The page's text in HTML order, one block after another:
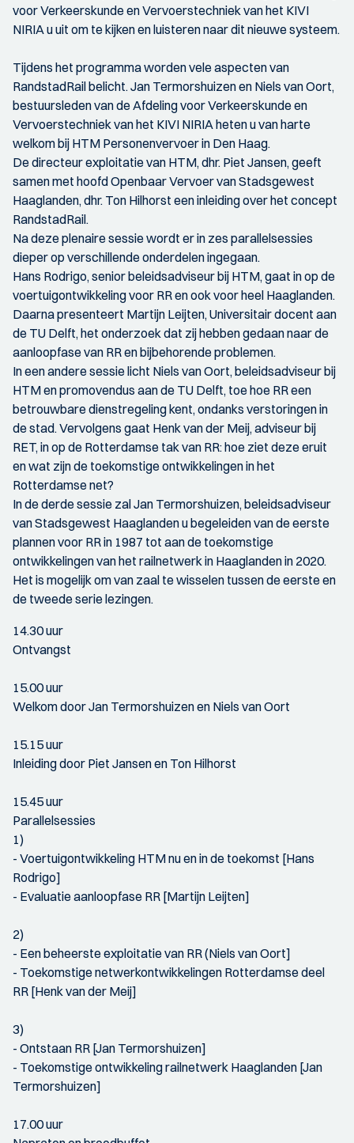
voor Verkeerskunde en Vervoerstechniek van het KIVI
NIRIA u uit om te kijken en luisteren naar dit nieuwe systeem.
Tijdens het programma worden vele aspecten van
RandstadRail belicht. Jan Termorshuizen en Niels van Oort,
bestuursleden van de Afdeling voor Verkeerskunde en
Vervoerstechniek van het KIVI NIRIA heten u van harte
welkom bij HTM Personenvervoer in Den Haag.
De directeur exploitatie van HTM, dhr. Piet Jansen, geeft
samen met hoofd Openbaar Vervoer van Stadsgewest
Haaglanden, dhr. Ton Hilhorst een inleiding over het concept
RandstadRail.
Na deze plenaire sessie wordt er in zes parallelsessies
dieper op verschillende onderdelen ingegaan.
Hans Rodrigo, senior beleidsadviseur bij HTM, gaat in op de
voertuigontwikkeling voor RR en ook voor heel Haaglanden.
Daarna presenteert Martijn Leijten, Universitair docent aan
de TU Delft, het onderzoek dat zij hebben gedaan naar de
aanloopfase van RR en bijbehorende problemen.
In een andere sessie licht Niels van Oort, beleidsadviseur bij
HTM en promovendus aan de TU Delft, toe hoe RR een
betrouwbare dienstregeling kent, ondanks verstoringen in
de stad. Vervolgens gaat Henk van der Meij, adviseur bij
RET, in op de Rotterdamse tak van RR: hoe ziet deze eruit
en wat zijn de toekomstige ontwikkelingen in het
Rotterdamse net?
In de derde sessie zal Jan Termorshuizen, beleidsadviseur
van Stadsgewest Haaglanden u begeleiden van de eerste
plannen voor RR in 1987 tot aan de toekomstige
ontwikkelingen van het railnetwerk in Haaglanden in 2020.
Het is mogelijk om van zaal te wisselen tussen de eerste en
de tweede serie lezingen.
14.30 uur
Ontvangst
15.00 uur
Welkom door Jan Termorshuizen en Niels van Oort
15.15 uur
Inleiding door Piet Jansen en Ton Hilhorst
15.45 uur
Parallelsessies
1)
- Voertuigontwikkeling HTM nu en in de toekomst [Hans
Rodrigo]
- Evaluatie aanloopfase RR [Martijn Leijten]
2)
- Een beheerste exploitatie van RR (Niels van Oort]
- Toekomstige netwerkontwikkelingen Rotterdamse deel
RR [Henk van der Meij]
3)
- Ontstaan RR [Jan Termorshuizen]
- Toekomstige ontwikkeling railnetwerk Haaglanden [Jan
Termorshuizen]
17.00 uur